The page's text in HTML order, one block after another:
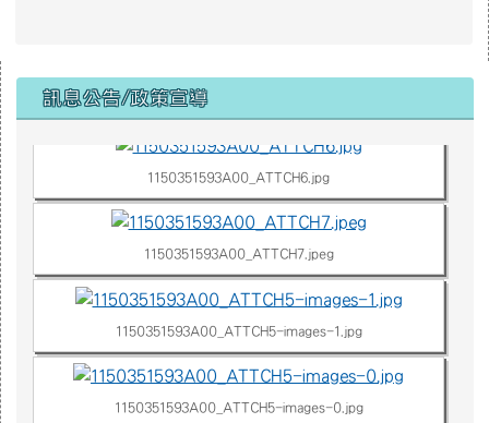
右邊區域內容
訊息公告/政策宣導1150351593A00_ATTCH3.jpg
1150351593A00_ATTCH6.jpg
1150351593A00_ATTCH7.jpeg
1150351593A00_ATTCH5-images-1.jpg
1150351593A00_ATTCH5-images-0.jpg